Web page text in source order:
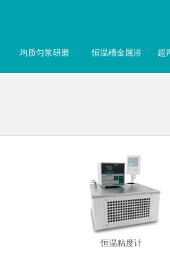
均质匀浆研磨 恒温槽金属浴 超
恒温粘度计